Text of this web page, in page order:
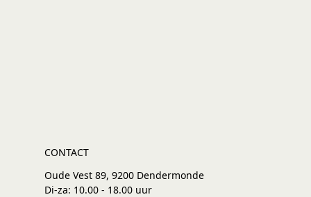
CONTACT
Oude Vest 89, 9200 Dendermonde
Di-za: 10.00 - 18.00 uur